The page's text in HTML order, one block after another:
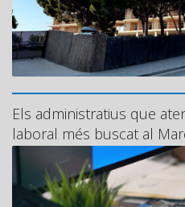
Els administratius que
laboral més buscat al